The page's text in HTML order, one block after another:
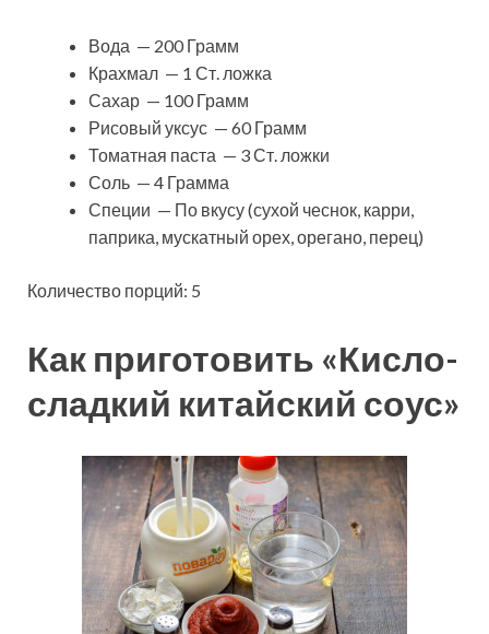
Вода — 200 Грамм
Крахмал — 1 Ст. ложка
Сахар — 100 Грамм
Рисовый уксус — 60 Грамм
Томатная паста — 3 Ст. ложки
Соль — 4 Грамма
Специи — По вкусу (сухой чеснок, карри,
паприка, мускатный орех, орегано, перец)
Количество порций: 5
Как приготовить «Кисло-
сладкий китайский соус»